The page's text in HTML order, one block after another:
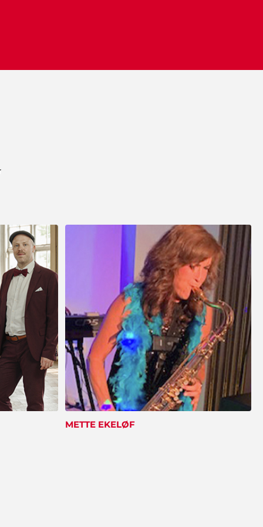
underholdningen. Stor anbefaling herfra".
Mona og Ejnar Schiødt
"Vi bliver konstant mindet om den dejlige
fest vi holdt sidste år. De voksne husker
underholdningen og børnene glemmer
aldrig de fine forlystelser. Showbizz Danmark
leverede og hentede det hele - det var jo
nemt. Tusind tak for hjælp".
METTE EKELØF